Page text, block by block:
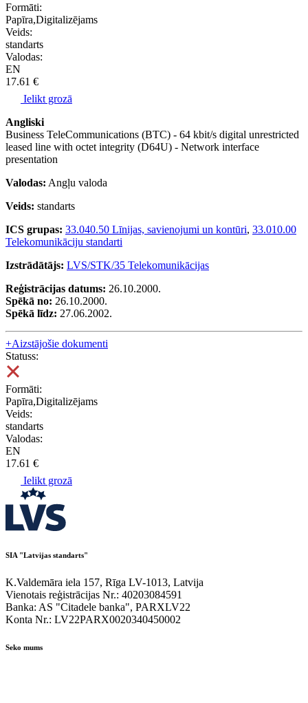
Formāti:
Papīra,Digitalizējams
Veids:
standarts
Valodas:
EN
17.61 €
Ielikt grozā
Angliski
Business TeleCommunications (BTC) - 64 kbit/s digital unrestricted
leased line with octet integrity (D64U) - Network interface
presentation
Valodas: Angļu valoda
Veids: standarts
ICS grupas: 33.040.50 Līnijas, savienojumi un kontūri, 33.010.00
Telekomunikāciju standarti
Izstrādātājs: LVS/STK/35 Telekomunikācijas
Reģistrācijas datums: 26.10.2000.
Spēkā no: 26.10.2000.
Spēkā līdz: 27.06.2002.
+Aizstājošie dokumenti
Statuss:
Formāti:
Papīra,Digitalizējams
Veids:
standarts
Valodas:
EN
17.61 €
Ielikt grozā
SIA "Latvijas standarts"
K.Valdemāra iela 157, Rīga LV-1013, Latvija
Vienotais reģistrācijas Nr.: 40203084591
Banka: AS "Citadele banka", PARXLV22
Konta Nr.: LV22PARX0020340450002
Seko mums